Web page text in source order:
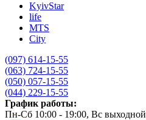
KyivStar
life
MTS
City
(097) 614-15-55
(063) 724-15-55
(050) 057-15-55
(044) 229-15-55
График работы:
Пн-Сб 10:00 - 19:00, Вс выходной